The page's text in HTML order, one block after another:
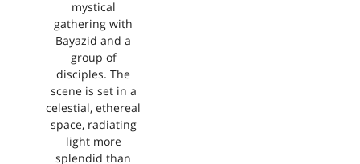
mystical
gathering with
Bayazid and a
group of
disciples. The
scene is set in a
celestial, ethereal
space, radiating
light more
splendid than